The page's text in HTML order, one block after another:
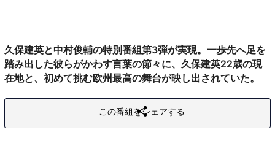
久保建英と中村俊輔の特別番組第3弾が実現。一歩先へ足を
踏み出した彼らがかわす言葉の節々に、久保建英22歳の現
在地と、初めて挑む欧州最高の舞台が映し出されていた。
この番組をシェアする